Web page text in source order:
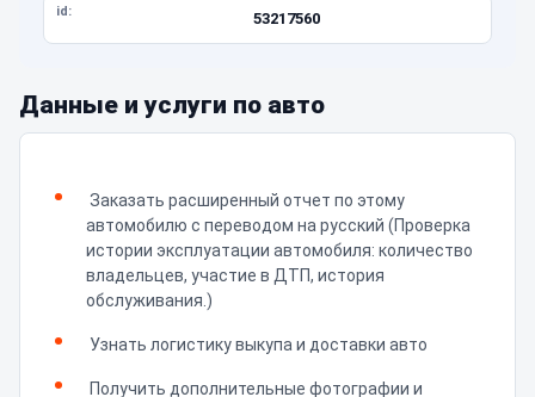
id: 53217560
Данные и услуги по авто
Заказать расширенный отчет по этому
автомобилю с переводом на русский (Проверка
истории эксплуатации автомобиля: количество
владельцев, участие в ДТП, история
обслуживания.)
Узнать логистику выкупа и доставки авто
Получить дополнительные фотографии и